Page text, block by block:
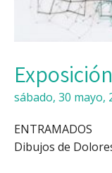
Exposición
sábado, 30 mayo,
ENTRAMADOS
Dibujos de